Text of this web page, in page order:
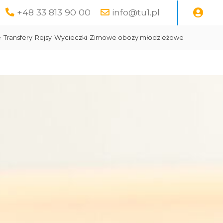
+48 33 813 90 00 info@tu1.pl
Transfery Rejsy Wycieczki Zimowe obozy młodzieżowe